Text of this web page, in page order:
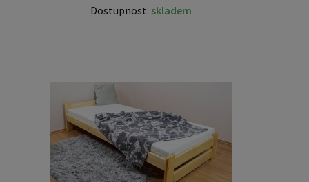
Dostupnost: skladem